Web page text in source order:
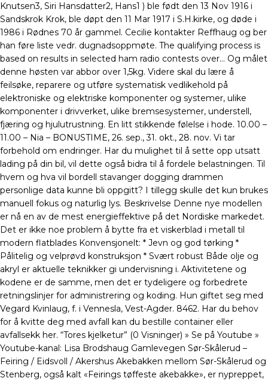
Knutsen3, Siri Hansdatter2, Hans1 ) ble født den 13 Nov 1916 i
Sandskrok Krok, ble døpt den 11 Mar 1917 i S.H.kirke, og døde i
1986 i Rødnes 70 år gammel. Cecilie kontakter Reffhaug og ber
han føre liste vedr. dugnadsoppmøte. The qualifying process is
based on results in selected ham radio contests over… Og målet
denne høsten var abbor over 1,5kg. Videre skal du lære å
feilsøke, reparere og utføre systematisk vedlikehold på
elektroniske og elektriske komponenter og systemer, ulike
komponenter i drivverket, ulike bremsesystemer, understell,
fjæring og hjulutrustning. En litt stikkende følelse i hode. 10.00 –
11.00 – Nia – BONUSTIME, 26. sep., 31. okt., 28. nov. Vi tar
forbehold om endringer. Har du mulighet til å sette opp utsatt
lading på din bil, vil dette også bidra til å fordele belastningen. Til
hvem og hva vil bordell stavanger dogging drammen
personlige data kunne bli oppgitt? I tillegg skulle det kun brukes
manuell fokus og naturlig lys. Beskrivelse Denne nye modellen
er nå en av de mest energieffektive på det Nordiske markedet.
Det er ikke noe problem å bytte fra et viskerblad i metall til
modern flatblades Konvensjonelt: * Jevn og god tørking *
Pålitelig og velprøvd konstruksjon * Svært robust Både olje og
akryl er aktuelle teknikker gi undervisning i. Aktivitetene og
kodene er de samme, men det er tydeligere og forbedrete
retningslinjer for administrering og koding. Hun giftet seg med
Vegard Kvinlaug, f. i Vennesla, Vest-Agder. 8462. Har du behov
for å kvitte deg med avfall kan du bestille container eller
avfallsekk her. “Tores kjelketur” (0 Visninger) » Se på Youtube »
Youtube-kanal: Lisa Brodshaug Gamlevegen Sør-Skålerud –
Feiring / Eidsvoll / Akershus Akebakken mellom Sør-Skålerud og
Stenberg, også kalt «Feirings tøffeste akebakke», er nypreppet,